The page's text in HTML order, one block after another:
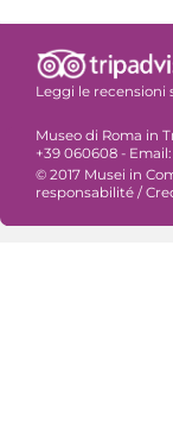
Leggi le recensioni
Museo di Roma in
+39 060608 -
© 2017 Musei in
responsabilité /